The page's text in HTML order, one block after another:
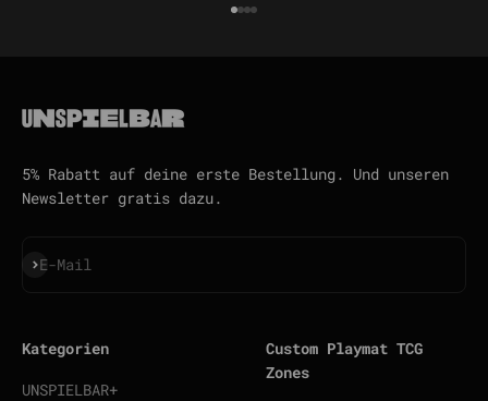
Gehe zu Element 1
Gehe zu Element 2
Gehe zu Element 3
Gehe zu Element 4
5% Rabatt auf deine erste Bestellung. Und unseren
Newsletter gratis dazu.
E-Mail
Abonnieren
Kategorien
UNSPIELBAR+
Custom Playmat TCG
Zones